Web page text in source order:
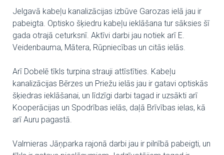
Jelgavā kabeļu kanalizācijas izbūve Garozas ielā jau ir
pabeigta. Optisko šķiedru kabeļu ieklāšana tur sāksies šī
gada otrajā ceturksnī. Aktīvi darbi jau notiek arī E.
Veidenbauma, Mātera, Rūpniecības un citās ielās.
Arī Dobelē tīkls turpina strauji attīstīties. Kabeļu
kanalizācijas Bērzes un Priežu ielās jau ir gatavi optiskās
šķiedras ieklāšanai, un līdzīgi darbi tagad ir uzsākti arī
Kooperācijas un Spodrības ielās, daļā Brīvības ielas, kā
arī Auru pagastā.
Valmieras Jāņparka rajonā darbi jau ir pilnībā pabeigti, un